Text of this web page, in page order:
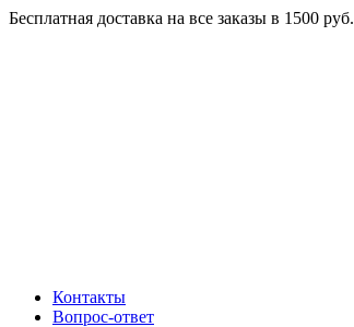
Бесплатная доставка на все заказы в 1500 руб.
Контакты
Вопрос-ответ